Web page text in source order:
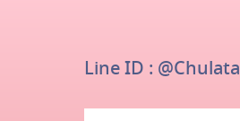
Line ID : @chulata